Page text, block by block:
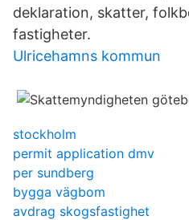
deklaration, skatter,
fastigheter.
Ulricehamns kommun
stockholm
permit application dmv
per sundberg
bygga vägbom
avdrag skogsfastighet